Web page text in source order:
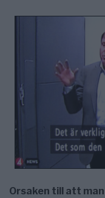
Orsaken till att